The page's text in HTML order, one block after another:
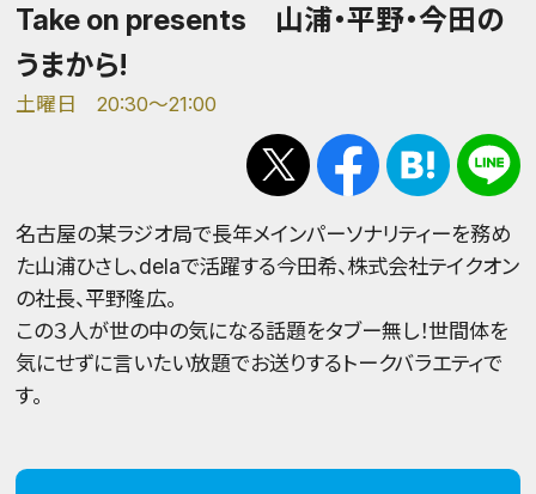
Take on presents 山浦・平野・今田の
うまから!
土曜日 20:30～21:00
名古屋の某ラジオ局で長年メインパーソナリティーを務め
た山浦ひさし、delaで活躍する今田希、株式会社テイクオン
の社長、平野隆広。
この３人が世の中の気になる話題をタブー無し！世間体を
気にせずに言いたい放題でお送りするトークバラエティで
す。